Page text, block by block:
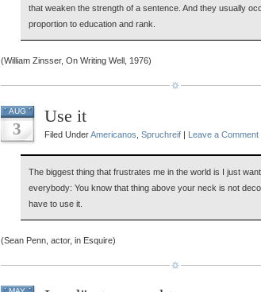
that weaken the strength of a sentence. And they usually
proportion to education and rank.
(William Zinsser, On Writing Well, 1976)
AUG
3
Use it
Filed UnderAmericanos Spruchreif | Leave a Comment
The biggest thing that frustrates me in the world is I just
everybody: You know that thing above your neck is not
have to use it.
(Sean Penn, actor, in Esquire)